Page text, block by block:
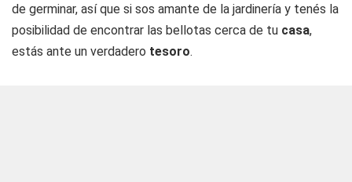
de germinar, así que si sos amante de la jardinería y tenés la
posibilidad de encontrar las bellotas cerca de tu casa,
estás ante un verdadero tesoro.